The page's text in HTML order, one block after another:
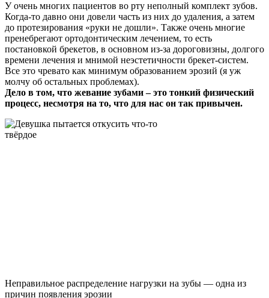
У очень многих пациентов во рту неполный комплект зубов.
Когда-то давно они довели часть из них до удаления, а затем
до протезирования «руки не дошли». Также очень многие
пренебрегают ортодонтическим лечением, то есть
постановкой брекетов, в основном из-за дороговизны, долгого
времени лечения и мнимой неэстетичности брекет-систем.
Все это чревато как минимум образованием эрозий (я уж
молчу об остальных проблемах).
Дело в том, что жевание зубами – это тонкий физический
процесс, несмотря на то, что для нас он так привычен.
Неправильное распределение нагрузки на зубы — одна из
причин появления эрозии